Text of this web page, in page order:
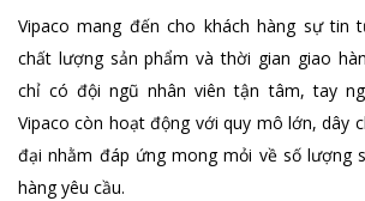
Vipaco mang đến cho khách hàng sự tin
chất lượng sản phẩm và thời gian giao
chỉ có đội ngũ nhân viên tận tâm, tay
Vipaco còn hoạt động với quy mô lớn, dây
đại nhằm đáp ứng mong mỏi về số lượng
hàng yêu cầu.